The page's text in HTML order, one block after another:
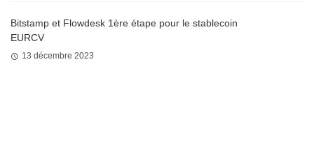
Bitstamp et Flowdesk 1ère étape pour le stablecoin
EURCV
13 décembre 2023